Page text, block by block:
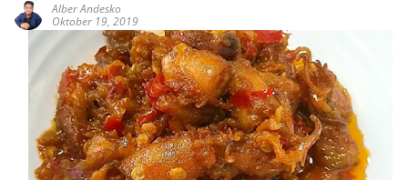
Alber Andesko
Oktober 19, 2019